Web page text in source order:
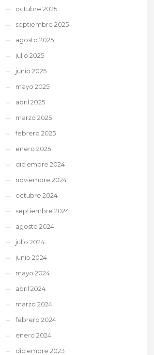
octubre 2025
septiembre 2025
agosto 2025
julio 2025
junio 2025
mayo 2025
abril 2025
marzo 2025
febrero 2025
enero 2025
diciembre 2024
noviembre 2024
octubre 2024
septiembre 2024
agosto 2024
julio 2024
junio 2024
mayo 2024
abril 2024
marzo 2024
febrero 2024
enero 2024
diciembre 2023